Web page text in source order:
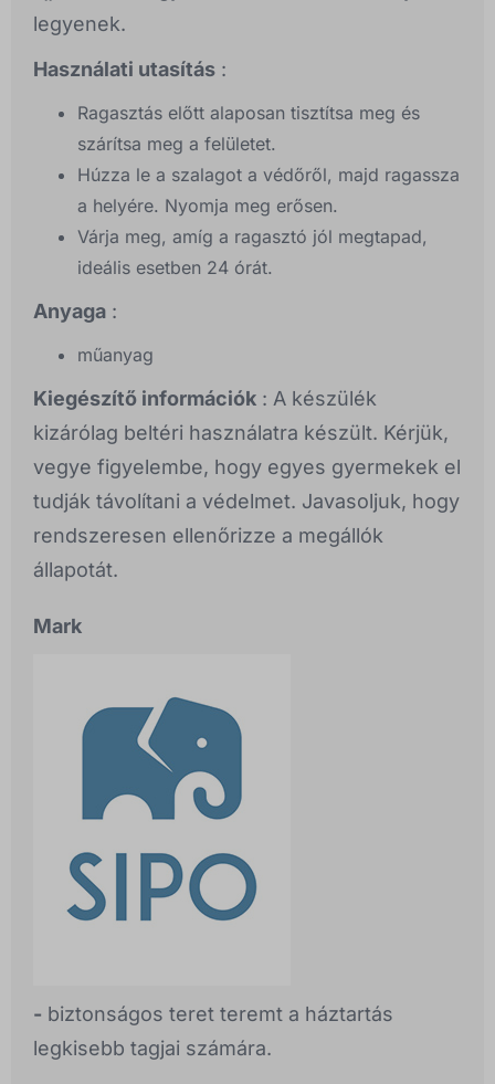
legyenek.
Használati utasítás :
Ragasztás előtt alaposan tisztítsa meg és
szárítsa meg a felületet.
Húzza le a szalagot a védőről, majd ragassza
a helyére. Nyomja meg erősen.
Várja meg, amíg a ragasztó jól megtapad,
ideális esetben 24 órát.
Anyaga :
műanyag
Kiegészítő információk : A készülék
kizárólag beltéri használatra készült. Kérjük,
vegye figyelembe, hogy egyes gyermekek el
tudják távolítani a védelmet. Javasoljuk, hogy
rendszeresen ellenőrizze a megállók
állapotát.
Mark
- biztonságos teret teremt a háztartás
legkisebb tagjai számára.